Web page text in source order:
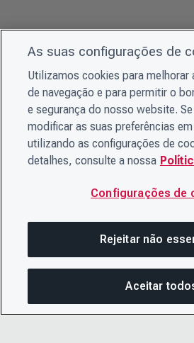
As suas configurações de
Utilizamos cookies para melhorar
de navegação e para permitir o
e segurança do nosso website.
modificar as suas preferências
utilizando as configurações de
detalhes, consulte a nossa
Configurações de
Rejeitar não
Aceitar